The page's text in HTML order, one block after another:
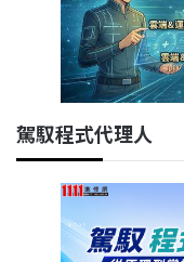
駕馭程式代理人